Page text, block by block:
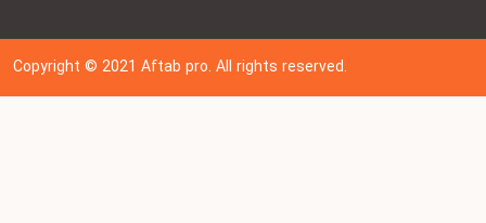
Copyright © 202 1Aftab pro. All rights reserved.